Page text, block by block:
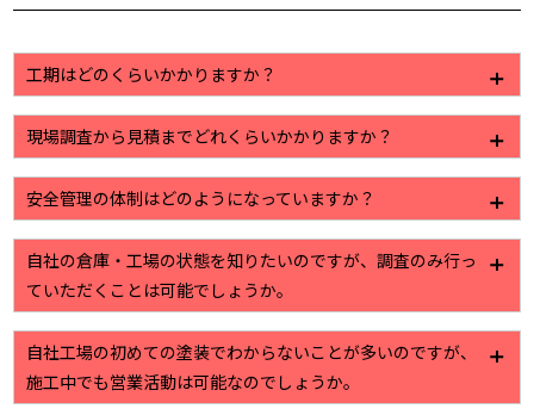
工期はどのくらいかかりますか？
工事に内容によって様々ですが、一般的な塗装工事で
すと2週間から3週間程になります。
現場調査から見積までどれくらいかかりますか？
建物の大きさや、お出しする資料のご要望によって若
干の違いはありますが、7日から10日ほどで提出させ
ていただいております。
安全管理の体制はどのようになっていますか？
株式会社植田では作業員名簿をはじめ、危険予知活動
日報といった安全管理を目的とした書類の作成・管理
を徹底しております。
自社の倉庫・工場の状態を知りたいのですが、調査のみ行っ
ていただくことは可能でしょうか。
現場調査からお見積り提出までを無料で行っていま
す。工場・倉庫に関する些細なお困りごとでもお気軽
にご相談ください。ご連絡をお待ちしております
自社工場の初めての塗装でわからないことが多いのですが、
施工中でも営業活動は可能なのでしょうか。